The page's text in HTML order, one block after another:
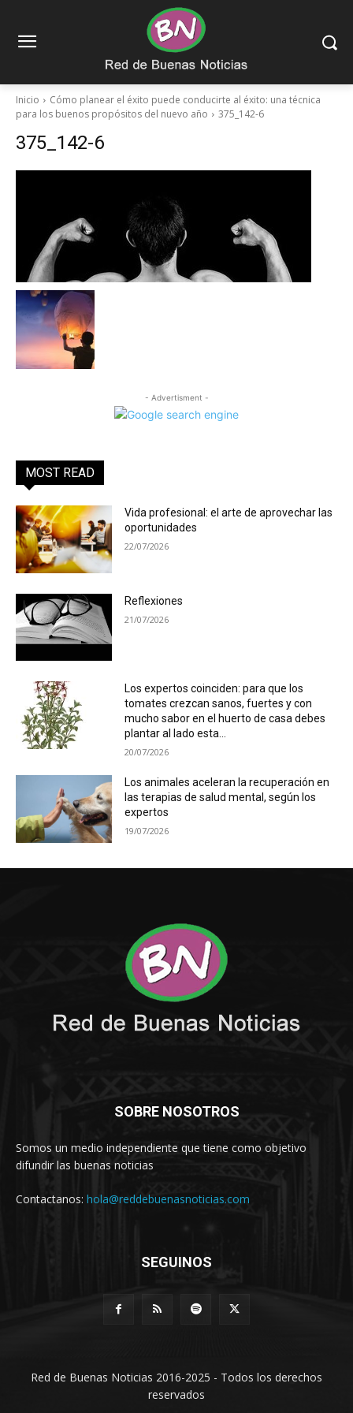
Inicio
Cómo planear el éxito puede conducirte al éxito: una técnica
para los buenos propósitos del nuevo año
375_142-6
375_142-6
- Advertisment -
MOST READ
Vida profesional: el arte de aprovechar las
oportunidades
22/07/2026
Reflexiones
21/07/2026
Los expertos coinciden: para que los
tomates crezcan sanos, fuertes y con
mucho sabor en el huerto de casa debes
plantar al lado esta...
20/07/2026
Los animales aceleran la recuperación en
las terapias de salud mental, según los
expertos
19/07/2026
SOBRE NOSOTROS
Somos un medio independiente que tiene como objetivo
difundir las buenas noticias
Contactanos: hola@reddebuenasnoticias.com
SEGUINOS
Red de Buenas Noticias 2016-2025 - Todos los derechos
reservados